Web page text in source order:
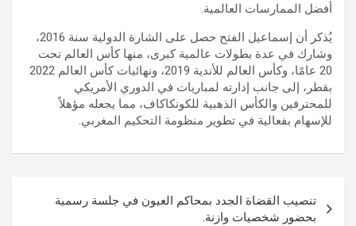
أفضل الممارسات العالمية.
يُذكر أن إسماعيل الفتح حصل على الشارة الدولية سنة 2016،
وشارك في عدة بطولات عالمية كبرى، منها كأس العالم تحت
20 عامًا، وكأس العالم للأندية 2019، ونهائيات كأس العالم 2022
بقطر، إلى جانب إدارته لمباريات في الدوري الأمريكي
للمحترفين والكأس الذهبية للكونكاكاف، مما يجعله مؤهلاً
للإسهام بفعالية في تطوير منظومة التحكيم المغربي.
المقالات
تنصيب القضاة الجدد بمحاكم العيون في جلسة رسمية
بحضور شخصيات وازنة.